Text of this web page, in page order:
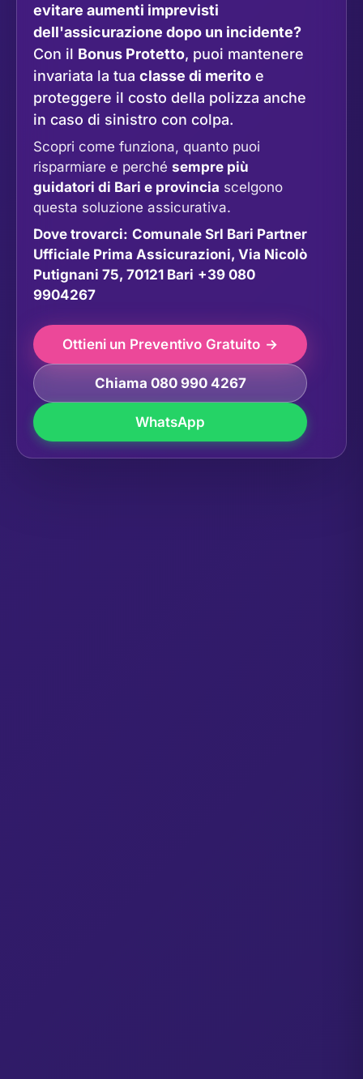
evitare aumenti imprevisti
dell'assicurazione dopo un incidente?
Con il Bonus Protetto, puoi mantenere
invariata la tua classe di merito e
proteggere il costo della polizza anche
in caso di sinistro con colpa.
Scopri come funziona, quanto puoi
risparmiare e perché sempre più
guidatori di Bari e provincia scelgono
questa soluzione assicurativa.
Dove trovarci: Comunale Srl Bari Partner
Ufficiale Prima Assicurazioni, Via Nicolò
Putignani 75, 70121 Bari +39 080
9904267
Ottieni un Preventivo Gratuito
Chiama 080 990 4267
WhatsApp